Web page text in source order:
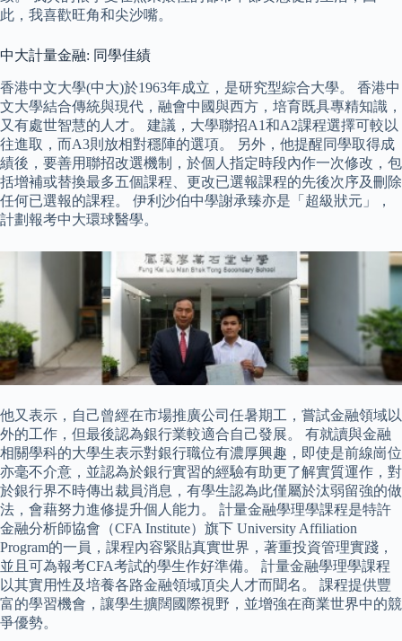
此，我喜歡旺角和尖沙嘴。
中大計量金融: 同學佳績
香港中文大學(中大)於1963年成立，是研究型綜合大學。 香港中
文大學結合傳統與現代，融會中國與西方，培育既具專精知識，
又有處世智慧的人才。 建議，大學聯招A1和A2課程選擇可較以
往進取，而A3則放相對穩陣的選項。 另外，他提醒同學取得成
績後，要善用聯招改選機制，於個人指定時段內作一次修改，包
括增補或替換最多五個課程、更改已選報課程的先後次序及刪除
任何已選報的課程。 伊利沙伯中學謝承臻亦是「超級狀元」，
計劃報考中大環球醫學。
他又表示，自己曾經在市場推廣公司任暑期工，嘗試金融領域以
外的工作，但最後認為銀行業較適合自己發展。 有就讀與金融
相關學科的大學生表示對銀行職位有濃厚興趣，即使是前線崗位
亦毫不介意，並認為於銀行實習的經驗有助更了解實質運作，對
於銀行界不時傳出裁員消息，有學生認為此僅屬於汰弱留強的做
法，會藉努力進修提升個人能力。 計量金融學理學課程是特許
金融分析師協會（CFA Institute）旗下 University Affiliation
Program的一員，課程內容緊貼真實世界，著重投資管理實踐，
並且可為報考CFA考試的學生作好準備。 計量金融學理學課程
以其實用性及培養各路金融領域頂尖人才而聞名。 課程提供豐
富的學習機會，讓學生擴闊國際視野，並增強在商業世界中的競
爭優勢。